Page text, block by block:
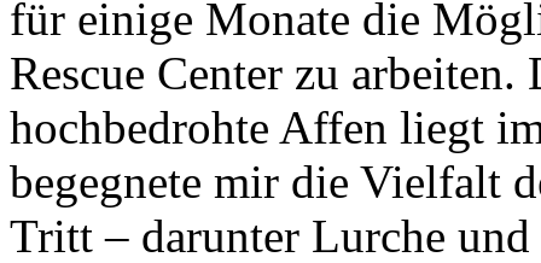
für einige Monate die
Rescue Center zu
hochbedrohte Affen liegt
begegnete mir die Vielfalt
Tritt – darunter Lurche